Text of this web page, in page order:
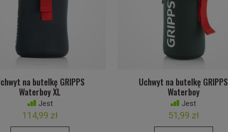
na butelkę GRIPPS
Waterboy XL
Jest
114,99 zł
Uchwyt na butelkę GRIPPS
Waterboy
Jest
51,99 zł